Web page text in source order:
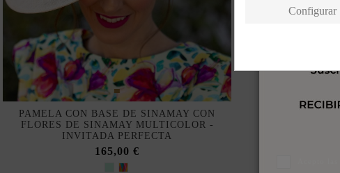
PAMELA CON BASE DE SINAMAY CON
FLORES DE SINAMAY MULTICOLOR -
INVITADA PERFECTA
165,00 €
Configurar